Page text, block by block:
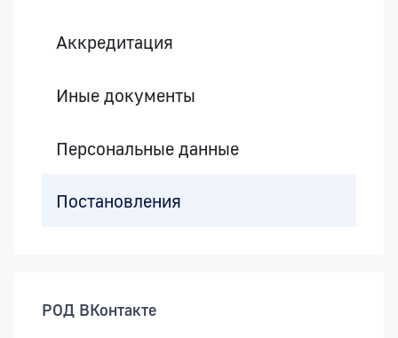
Аккредитация
Иные документы
Персональные данные
Постановления
РОД ВКонтакте